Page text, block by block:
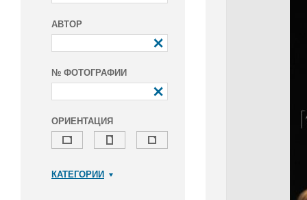
АВТОР
№ ФОТОГРАФИИ
ОРИЕНТАЦИЯ
КАТЕГОРИИ